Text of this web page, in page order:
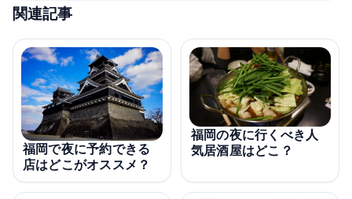
関連記事
福岡で夜に予約できる
店はどこがオススメ？
福岡の夜に行くべき人
気居酒屋はどこ？